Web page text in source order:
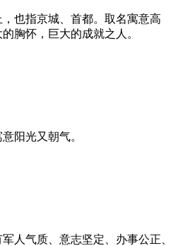
也指京城、首都。取名寓意高
胸怀，巨大的成就之人。
阳光又朝气。
人气质、意志坚定、办事公正、